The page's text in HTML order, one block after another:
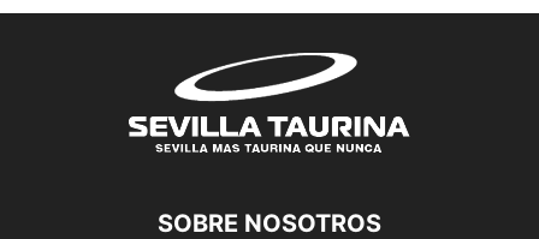
SOBRE NOSOTROS